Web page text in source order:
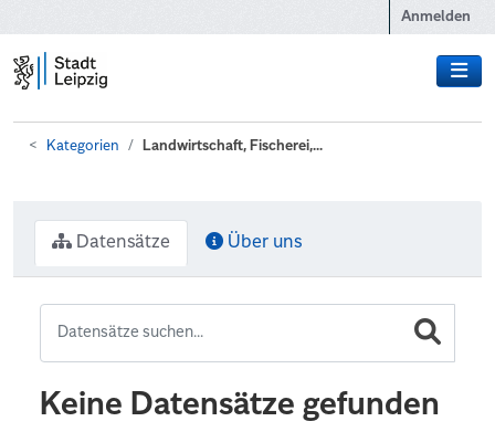
Anmelden
Kategorien Landwirtschaft, Fischerei,...
Datensätze Über uns
Keine Datensätze gefunden